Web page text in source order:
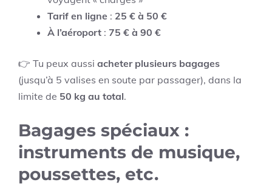
Tarif en ligne : 25 € à 50 €
À l’aéroport : 75 € à 90 €
👉 Tu peux aussi acheter plusieurs bagages
(jusqu’à 5 valises en soute par passager), dans la
limite de 50 kg au total.
Bagages spéciaux :
instruments de musique,
poussettes, etc.